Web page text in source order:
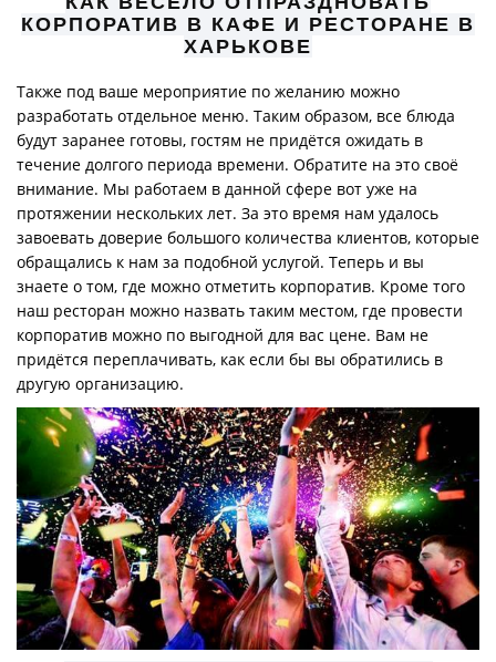
КОРПОРАТИВ В КАФЕ И РЕСТОРАНЕ В
ХАРЬКОВЕ
Также под ваше мероприятие по желанию можно
разработать отдельное меню. Таким образом, все блюда
будут заранее готовы, гостям не придётся ожидать в
течение долгого периода времени. Обратите на это своё
внимание. Мы работаем в данной сфере вот уже на
протяжении нескольких лет. За это время нам удалось
завоевать доверие большого количества клиентов, которые
обращались к нам за подобной услугой. Теперь и вы
знаете о том, где можно отметить корпоратив. Кроме того
наш ресторан можно назвать таким местом, где провести
корпоратив можно по выгодной для вас цене. Вам не
придётся переплачивать, как если бы вы обратились в
другую организацию.